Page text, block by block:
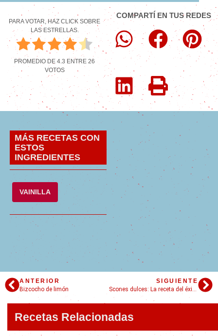
PARA VOTAR, HAZ CLICK SOBRE
LAS ESTRELLAS.
PROMEDIO DE 4.3 ENTRE 26
VOTOS
COMPARTÍ EN TUS REDES
MÁS RECETAS CON
ESTOS
INGREDIENTES
VAINILLA
ANTERIOR
Bizcocho de limón
SIGUIENTE
Scones dulces: La receta del éxito!
Recetas Relacionadas